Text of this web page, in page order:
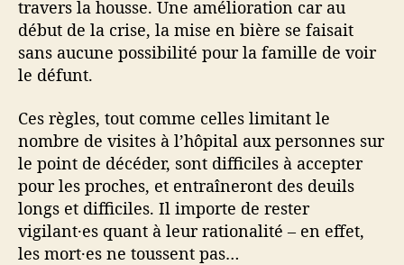
travers la housse. Une amélioration car au
début de la crise, la mise en bière se faisait
sans aucune possibilité pour la famille de voir
le défunt.
Ces règles, tout comme celles limitant le
nombre de visites à l’hôpital aux personnes sur
le point de décéder, sont difficiles à accepter
pour les proches, et entraîneront des deuils
longs et difficiles. Il importe de rester
vigilant·es quant à leur rationalité – en effet,
les mort·es ne toussent pas…